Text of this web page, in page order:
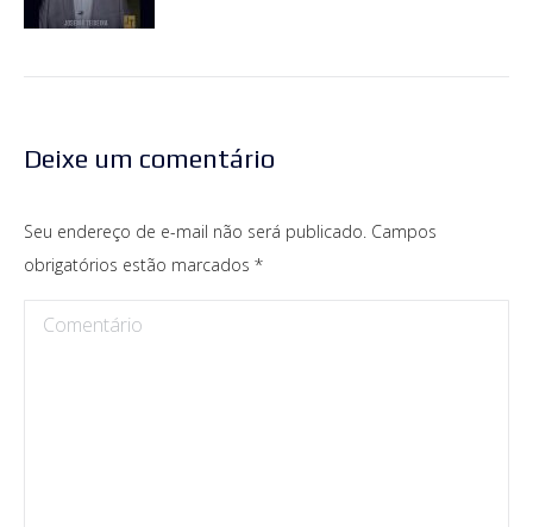
Deixe um comentário
Seu endereço de e-mail não será publicado. Campos
obrigatórios estão marcados *
Comentário